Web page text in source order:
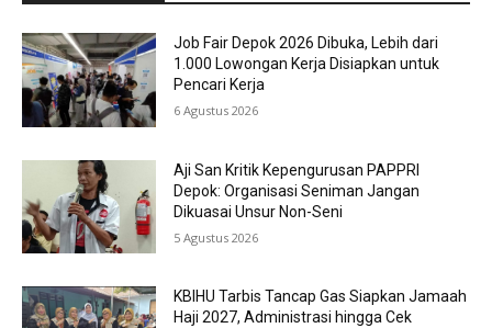
Job Fair Depok 2026 Dibuka, Lebih dari
1.000 Lowongan Kerja Disiapkan untuk
Pencari Kerja
6 Agustus 2026
Aji San Kritik Kepengurusan PAPPRI
Depok: Organisasi Seniman Jangan
Dikuasai Unsur Non-Seni
5 Agustus 2026
KBIHU Tarbis Tancap Gas Siapkan Jamaah
Haji 2027, Administrasi hingga Cek